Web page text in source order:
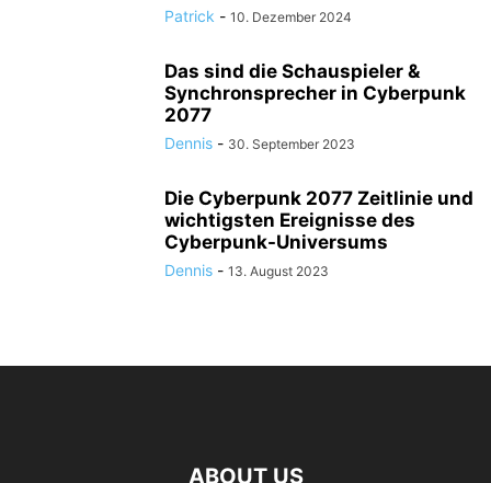
Patrick - 10. Dezember 2024
Das sind die Schauspieler &
Synchronsprecher in Cyberpunk
2077
Dennis - 30. September 2023
Die Cyberpunk 2077 Zeitlinie und
wichtigsten Ereignisse des
Cyberpunk-Universums
Dennis - 13. August 2023
ABOUT US